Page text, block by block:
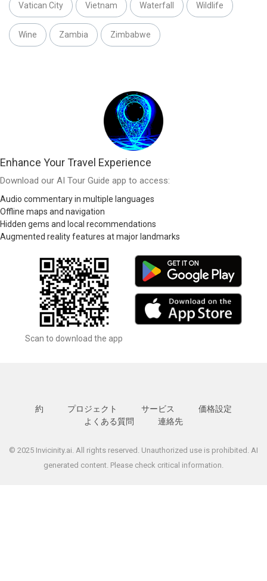
Vatican City Vietnam Waterfall Wildlife
Wine Zambia Zimbabwe
Enhance Your Travel Experience
Download our AI Tour Guide app to access:
Audio commentary in multiple languages
Offline maps and navigation
Hidden gems and local recommendations
Augmented reality features at major landmarks
Scan to download the app
約 プロジェクト サービス
価格設定
よくある質問
連絡先
© 2025 Invicinity.ai. All rights reserved. Unauthorized use is prohibited. AI
generated content. Please check critical information.